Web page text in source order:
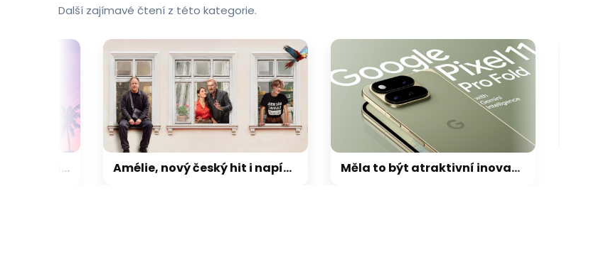
Další zajímavé čtení z této kategorie.
Amélie, nový český hit i napínaví Extraktoři: Oneplay v srpnu servíruje nálož, kterou si nenechte ujít Měla to být atraktivní inovace, světelné rozhraní na Pixelu 11 nabídne jen velmi omezené funkce